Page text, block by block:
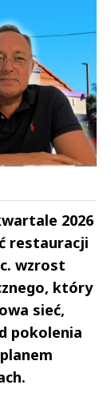
2026
restauracji
wzrost
który
sieć,
pokolenia